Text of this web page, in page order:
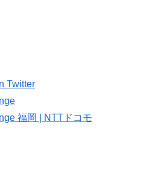
Twitter
福岡 | NTTドコモ